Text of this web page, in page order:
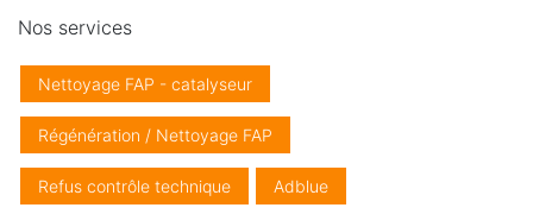
Nos services
Nettoyage FAP - catalyseur
Régénération / Nettoyage FAP
Refus contrôle technique Adblue